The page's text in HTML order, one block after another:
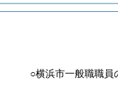
○横浜市一般職職員